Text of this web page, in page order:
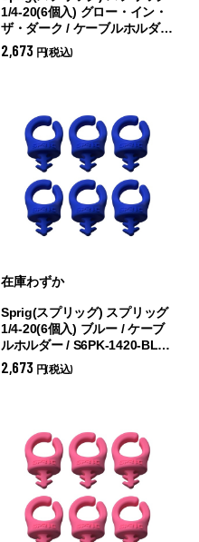
1/4-20(6個入) グロー・イン・
ザ・ダーク / ケーブルホルダー
/ S6PK-1420-GLO (
ン・ザ・ダーク)
2,673 円(税込)
在庫わずか
Sprig(スプリッグ) スプリッグ
1/4-20(6個入) ブルー / ケーブ
ルホルダー / S6PK-1420-BL
(ブルー)
2,673 円(税込)